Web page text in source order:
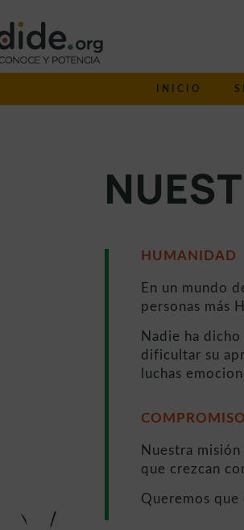
INICIO
HUMANIDAD
En un mundo
personas más
Nadie ha
dificultar su
luchas
COMPROMISO
Nuestra
que crezcan
Queremos